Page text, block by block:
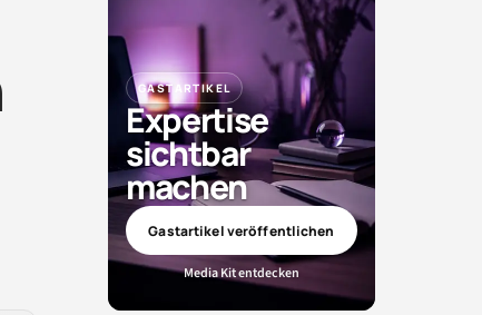
GASTARTIKEL
Expertise
sichtbar
machen
Gastartikel veröffentlichen
Media Kit entdecken